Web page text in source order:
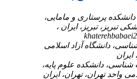
دانشکده پرستاری و مامایی،
تبریز، تبریز، ایران ،
دانشگاه آزاد اسلامی
ایران
دانشکده علوم پایه،
واحد تهران، تهران، ایران